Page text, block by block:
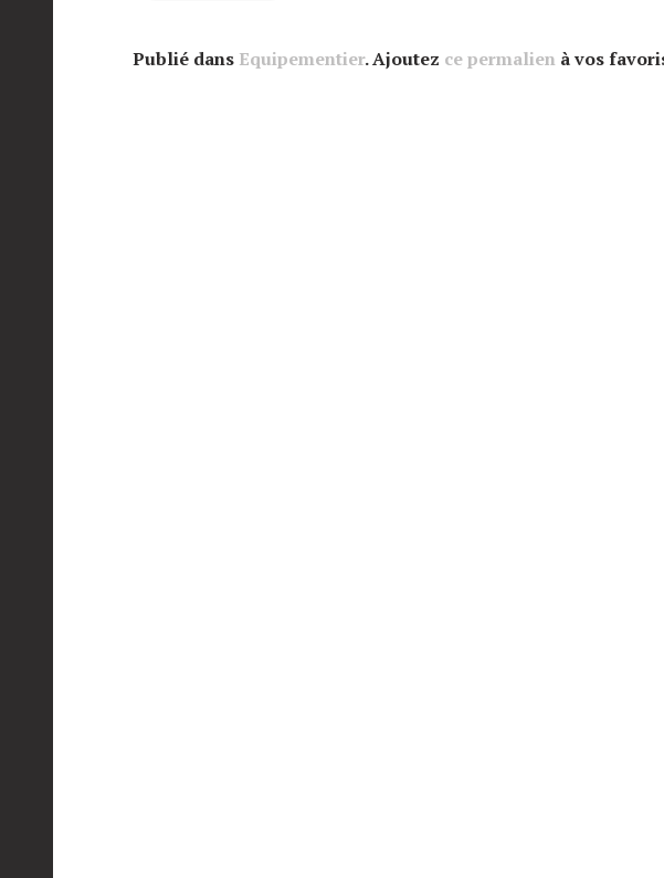
Publié dans Equipementier. Ajoutez ce permalien à vos